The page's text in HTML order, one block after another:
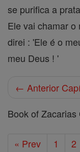
se purifica a
Ele vai chamar o
direi : 'Ele é o
meu Deus ! '
← Anterior
Book of Zacarias
« Prev 1 2